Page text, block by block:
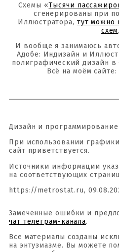
Схемы «Тысячи
сгенерированы при
Иллюстратора, тут можно
схем.
И вообще я занимаюсь
Адобе: Индизайн и
полиграфический дизайн в
Всё на моём сайте:
Дизайн и
При использовании графики
сайт приветствуется.
Источники информации
на соответствующих
https://metrostat.ru,
Замеченные ошибки и
чат телеграм-канала.
Все материалы созданы
на энтузиазме. Вы можете